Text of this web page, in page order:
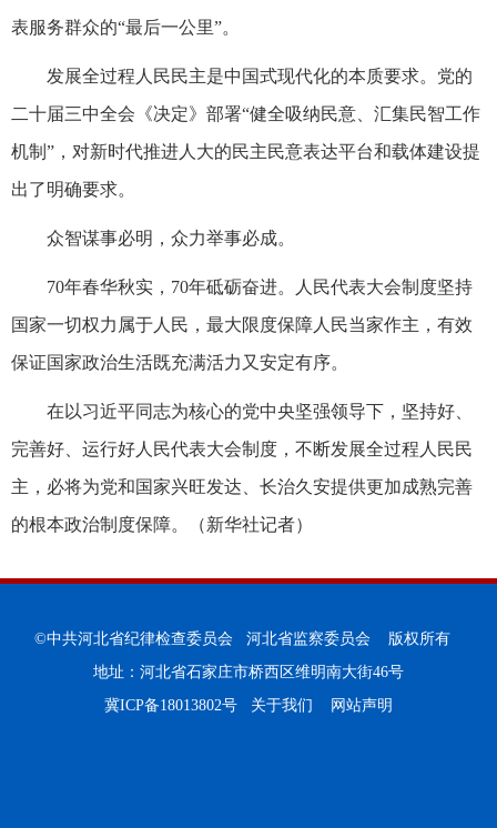
表服务群众的“最后一公里”。
发展全过程人民民主是中国式现代化的本质要求。党的
二十届三中全会《决定》部署“健全吸纳民意、汇集民智工作
机制”，对新时代推进人大的民主民意表达平台和载体建设提
出了明确要求。
众智谋事必明，众力举事必成。
70年春华秋实，70年砥砺奋进。人民代表大会制度坚持
国家一切权力属于人民，最大限度保障人民当家作主，有效
保证国家政治生活既充满活力又安定有序。
在以习近平同志为核心的党中央坚强领导下，坚持好、
完善好、运行好人民代表大会制度，不断发展全过程人民民
主，必将为党和国家兴旺发达、长治久安提供更加成熟完善
的根本政治制度保障。（新华社记者）
©中共河北省纪律检查委员会 河北省监察委员会 版权所有
地址：河北省石家庄市桥西区维明南大街46号
冀ICP备18013802号
关于我们 网站声明